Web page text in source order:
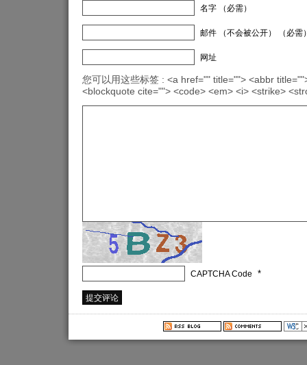
名字 （必需）
邮件 （不会被公开） （必需
网址
您可以用这些标签 : <a href="" title=""> <abbr
<blockquote cite=""> <code> <em> <i> <strike>
CAPTCHA Code *